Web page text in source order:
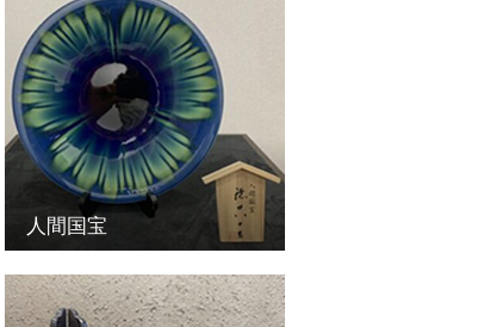
人間国宝